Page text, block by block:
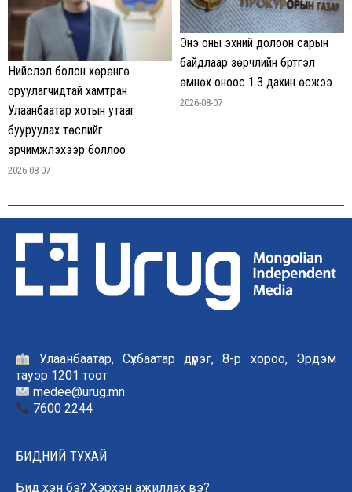
Нийслэл болон хөрөнгө
оруулагчидтай хамтран
Улаанбаатар хотын утааг
бууруулах төслийг
эрчимжүүлэхээр боллоо
2026-08-07
Энэ оны эхний долоон сарын
байдлаар зөрчлийн бүртгэл
өмнөх оноос 1.3 дахин өсжээ
2026-08-07
Улаанбаатар, Сүхбаатар дүүрэг, 8-р хороо, Эрдэм
тауэр 1201 тоот
medee@urug.mn
7600 2244
БИДНИЙ ТУХАЙ
Бид хэн бэ? Хэрхэн ажиллах вэ?